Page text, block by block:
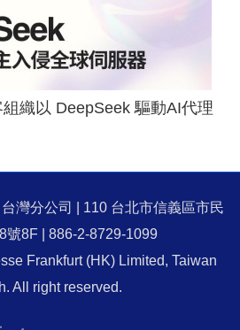
織以 DeepSeek 驅動AI代理
灣分公司 | 110 台北市信義區市民
號8F | 886-2-8729-1099
Frankfurt (HK) Limited, Taiwan
All right reserved.